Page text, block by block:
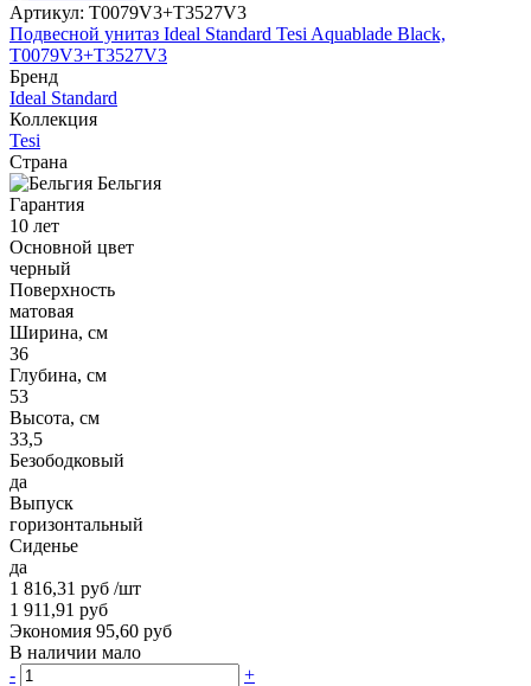
Артикул: T0079V3+T3527V3
Подвесной унитаз Ideal Standard Tesi Aquablade Black,
T0079V3+T3527V3
Бренд
Ideal Standard
Коллекция
Tesi
Страна
Бельгия
Гарантия
10 лет
Основной цвет
черный
Поверхность
матовая
Ширина, см
36
Глубина, см
53
Высота, см
33,5
Безободковый
да
Выпуск
горизонтальный
Сиденье
да
1 816,31 руб /шт
1 911,91 руб
Экономия 95,60 руб
В наличии мало
-
+